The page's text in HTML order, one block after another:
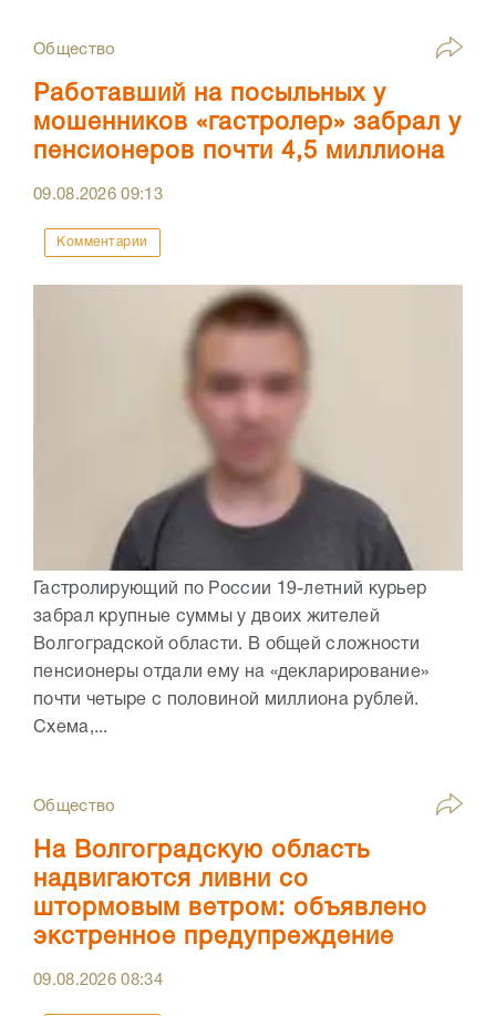
Общество
Работавший на посыльных у
мошенников «гастролер» забрал у
пенсионеров почти 4,5 миллиона
09.08.202609:13
Комментарии
Гастролирующий по России 19-летний курьер
забрал крупные суммы у двоих жителей
Волгоградской области. В общей сложности
пенсионеры отдали ему на «декларирование»
почти четыре с половиной миллиона рублей.
Схема,...
Общество
На Волгоградскую область
надвигаются ливни со
штормовым ветром: объявлено
экстренное предупреждение
09.08.202608:34